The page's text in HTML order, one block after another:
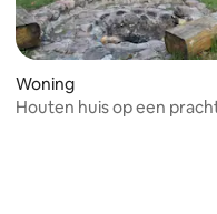
beoordeling van 4,8 op
Woning
Houten huis op een